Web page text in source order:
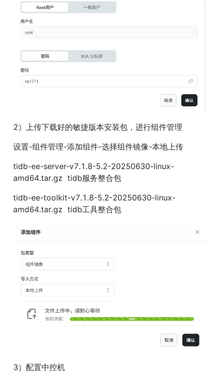
2）上传下载好的敏捷版本安装包，进行组件管理
设置-组件管理-添加组件-选择组件镜像-本地上传
tidb-ee-server-v7.1.8-5.2-20250630-linux-
amd64.tar.gz  tidb服务整合包
tidb-ee-toolkit-v7.1.8-5.2-20250630-linux-
amd64.tar.gz  tidb工具整合包
3）配置中控机